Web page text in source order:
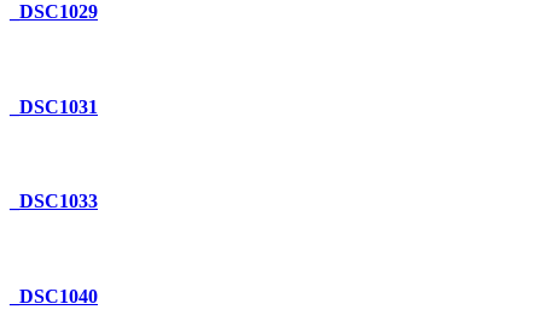
_DSC1029
_DSC1031
_DSC1033
_DSC1040